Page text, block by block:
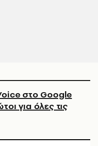
στο Google
για όλες τις